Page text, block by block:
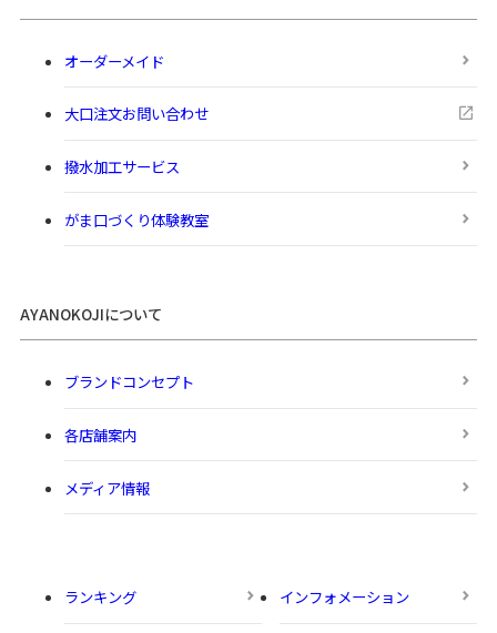
オーダーメイド
大口注文お問い合わせ
撥水加工サービス
がま口づくり体験教室
AYANOKOJIについて
ブランドコンセプト
各店舗案内
メディア情報
ランキング インフォメーション